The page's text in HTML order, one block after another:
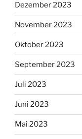
Dezember 2023
November 2023
Oktober 2023
September 2023
Juli 2023
Juni 2023
Mai 2023